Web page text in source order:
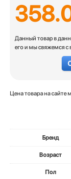
Данный товар в
его и мы свяжемся
Цена товара на сайте
Бренд
Возраст
Пол